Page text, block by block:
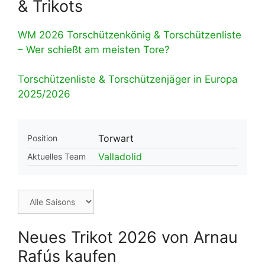
& Trikots
WM 2026 Torschützenkönig & Torschützenliste
– Wer schießt am meisten Tore?
Torschützenliste & Torschützenjäger in Europa
2025/2026
Position Torwart
Aktuelles Team Valladolid
Neues Trikot 2026 von Arnau
Rafús kaufen